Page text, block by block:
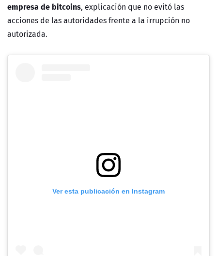
empresa de bitcoins, explicación que no evitó las
acciones de las autoridades frente a la irrupción no
autorizada.
Ver esta publicación en Instagram